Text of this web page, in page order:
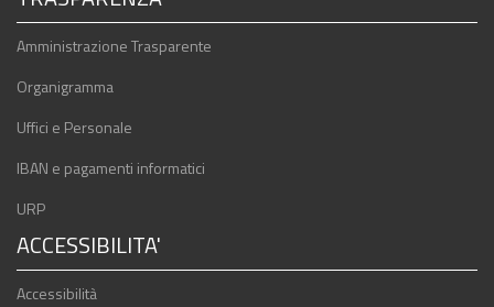
Amministrazione Trasparente
Organigramma
Uffici e Personale
IBAN e pagamenti informatici
URP
ACCESSIBILITA'
Accessibilità